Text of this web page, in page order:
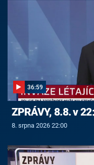
36:59
ZPRÁVY, 8.8. v
8. srpna 2026 22:00